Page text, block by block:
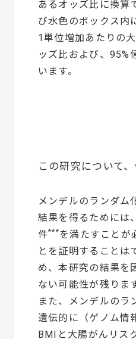
あるオッズ比に換算
び水色のボックス内
1単位増加あたりの
ッズ比および、95%
います。
この研究について
メンデルのランダム
結果を得るためには
件***を満たすことが
とを証明することは
め、本研究の結果を
ない可能性が残りま
また、メンデルのラ
遺伝的に（ゲノム情
BMIと大腸がんリス